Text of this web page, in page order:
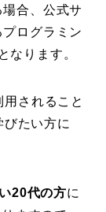
合、公式サ
ログラミン
なります。
されること
たい方に
20代の方に